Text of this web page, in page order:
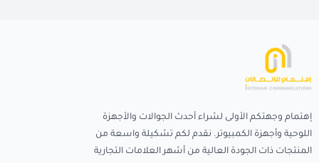
إهتمام وجهتكم الأولى لشراء أحدث الجوالات والأجهزة
اللوحية وأجهزة الكمبيوتر. نقدم لكم تشكيلة واسعة من
المنتجات ذات الجودة العالية من أشهر العلامات التجارية